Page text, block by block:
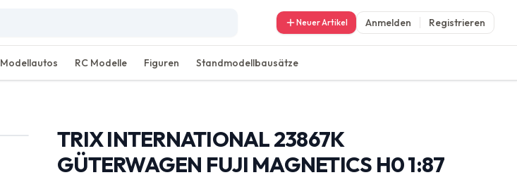
Neuer Artikel Anmelden Registrieren
Modellautos RC Modelle Figuren Standmodellbausätze
TRIX INTERNATIONAL 23867K
GÜTERWAGEN FUJI MAGNETICS H0 1:87